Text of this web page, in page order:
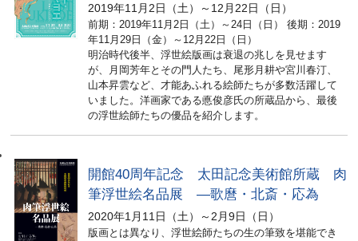
2019年11月2日（土）～12月22日（日）
前期：2019年11月2日（土）～24日（日） 後期：2019
年11月29日（金）～12月22日（日）
明治時代後半、浮世絵版画は衰退の兆しを見せます
が、月岡芳年とその門人たち、尾形月耕や宮川春汀、
山本昇雲など、才能あふれる絵師たちが多数活躍して
いました。洋画家である悳俊彦氏の所蔵品から、最後
の浮世絵師たちの優品を紹介します。
開館40周年記念 太田記念美術館所蔵 肉
筆浮世絵名品展 ―歌麿・北斎・応為
2020年1月11日（土）～2月9日（日）
版画とは異なり、浮世絵師たちの生の筆致を堪能でき